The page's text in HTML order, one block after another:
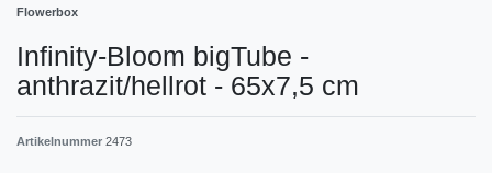
Flowerbox
Infinity-Bloom bigTube -
anthrazit/hellrot - 65x7,5 cm
Artikelnummer 2473